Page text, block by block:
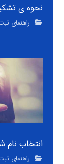
نحوه ی
راهنمای
انتخاب نام
راهنمای